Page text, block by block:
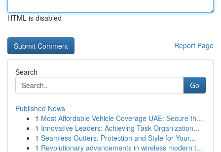
HTML is disabled
Report Page
Search
Go
Published News
1 Most Affordable Vehicle Coverage UAE: Secure th...
1 Innovative Leaders: Achieving Task Organization...
1 Seamless Gutters: Protection and Style for Your...
1 Revolutionary advancements in wireless modern t...